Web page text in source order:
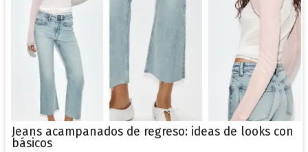
Jeans acampanados de regreso: ideas de looks con
básicos